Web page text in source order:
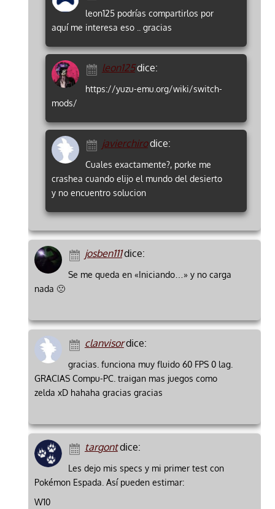
leon125 podrías compartirlos por
aquí me interesa eso .. gracias
leon125dice:
https://yuzu-emu.org/wiki/switch-
mods/
javierchirodice:
Cuales exactamente?, porke me
crashea cuando elijo el mundo del desierto
y no encuentro solucion
josben111dice:
Se me queda en «Iniciando…» y no carga
nada 🙁
clanvisordice:
gracias. funciona muy fluido 60 FPS 0 lag.
GRACIAS Compu-PC. traigan mas juegos como
zelda xD hahaha gracias gracias
targontdice:
Les dejo mis specs y mi primer test con
Pokémon Espada. Así pueden estimar:
W10